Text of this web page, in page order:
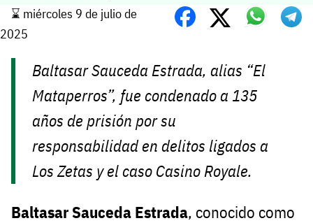
⌛️ miércoles 9 de julio de
2025
Baltasar Sauceda Estrada, alias “El
Mataperros”, fue condenado a 135
años de prisión por su
responsabilidad en delitos ligados a
Los Zetas y el caso Casino Royale.
Baltasar Sauceda Estrada, conocido como